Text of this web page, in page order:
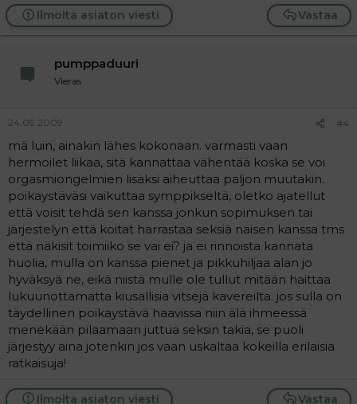
Muistan vieläkin kuinka kauheaa se oli ja miten kova
ikävöintini ja suru oli jo n. 4 vuoden ikäisenä. Aluksi äitini
oli hoitopaikassa eräässä huoneessa (josta en häntä
minäkin aamuna jäämään hoitoon ja jos tämä osoittautui
ylivoimaisen vaikeaksi, hän tuli lohduttamaan minua.
Silti minulle jäi kova ikävä ja odotin koko päivän että äitini
tulisi jo hakemaan minut. Hoitopaikka vaihtui ja olin
silloinkin n. 4-5 vuotta. Muistan syksyisen tarhan pihan
vieläkin hyvin selkeästi ja sen kuinka minua masensi.
Masensi se, että äiti ei ollut lähellä ja jokin muukin
varmasti masensi lisäksi mutten oikein tiedä että mikä.
Olen lukenut siis, että lapsikin voi olla masentunut,
vaikka aikuiset saattavat ajatella, että miten muka lapsi
voi olla jo masentunut, sehän on mahdotonta. Tämä
tutkimus, jossa jo pienen lapsen sanottiin voivan olla
masentunut, oli totta myös minun kohdallani
Seuraavia ns. traagisia kokemuksia koin n. 7-8 vuoden
iässä kun oma äitini koki oman terveytensä reistailevan
mm. rytmihäiriöitä, stressiä, ahdistusta. Usein isäni
käyttikin äitiä polilla tutkimuksissa. Aina kaikki kuitenkin
oli loppujen lopuksi hyvin eikä äidin sydämessä ainakaan
ollut vikaa. Minulla oli kuitenkin hyvin usein huoli omasta
äidistäni- kun hän tuli esim. töistä neljän aikaan
Vastaa
Ilmoita asiaton viesti
pumppaduuri
Vieras
24.09.2009 #4
mä luin, ainakin lähes kokonaan. varmasti vaan
hermoilet liikaa, sitä kannattaa vähentää koska se voi
orgasmiongelmien lisäksi aiheuttaa paljon muutakin.
poikaystäväsi vaikuttaa symppikseltä, oletko ajatellut
että voisit tehdä sen kanssa jonkun sopimuksen tai
järjestelyn että koitat harrastaa seksiä naisen kanssa tms
että näkisit toimiiko se vai ei? ja ei rinnoista kannata
huolia, mulla on kanssa pienet ja pikkuhiljaa alan jo
hyväksyä ne, eikä niistä mulle ole tullut mitään haittaa
lukuunottamatta kiusallisia vitsejä kavereilta. jos sulla on
täydellinen poikaystävä haavissa niin älä ihmeessä
menekään pilaamaan juttua seksin takia, se puoli
järjestyy aina jotenkin jos vaan uskaltaa kokeilla erilaisia
ratkaisuja!
Vastaa
Ilmoita asiaton viesti